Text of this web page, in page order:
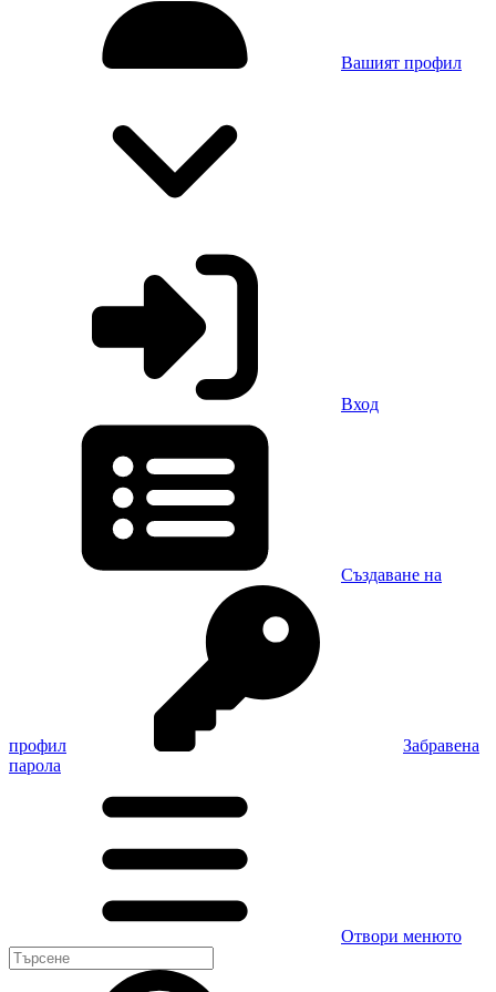
Вашият профил
Вход
Създаване на
профил
Забравена
парола
Отвори менюто